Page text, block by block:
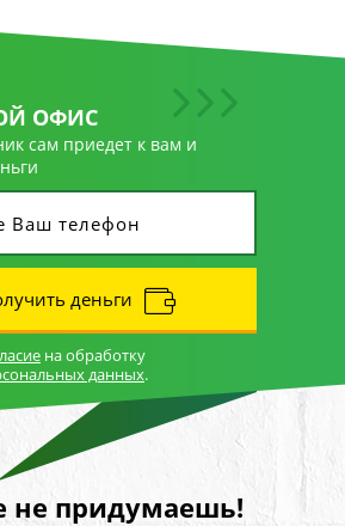
ОФИС
сам приедет к вам и
деньги
на обработку
данных.
не придумаешь!